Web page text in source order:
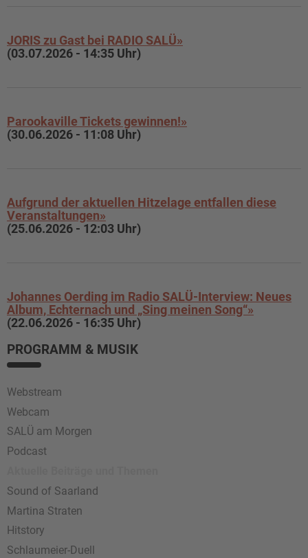
JORIS zu Gast bei RADIO SALÜ»
(03.07.2026 - 14:35 Uhr)
Parookaville Tickets gewinnen!»
(30.06.2026 - 11:08 Uhr)
Aufgrund der aktuellen Hitzelage entfallen diese
Veranstaltungen»
(25.06.2026 - 12:03 Uhr)
Johannes Oerding im Radio SALÜ-Interview: Neues
Album, Echternach und „Sing meinen Song“»
(22.06.2026 - 16:35 Uhr)
PROGRAMM & MUSIK
Webstream
Webcam
SALÜ am Morgen
Podcast
Sound of Saarland
Martina Straten
Hitstory
Schlaumeier-Duell